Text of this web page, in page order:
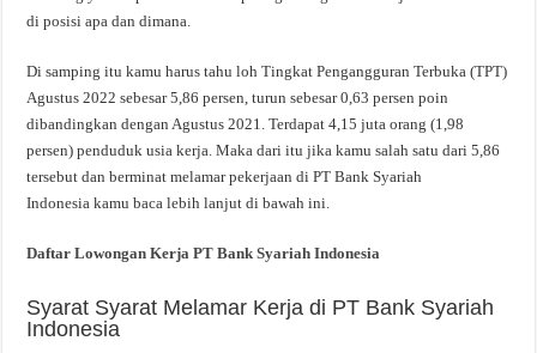
di posisi apa dan dimana.
Di samping itu kamu harus tahu loh Tingkat Pengangguran Terbuka (TPT)
Agustus 2022 sebesar 5,86 persen, turun sebesar 0,63 persen poin
dibandingkan dengan Agustus 2021. Terdapat 4,15 juta orang (1,98
persen) penduduk usia kerja. Maka dari itu jika kamu salah satu dari 5,86
tersebut dan berminat melamar pekerjaan di PT Bank Syariah
Indonesia kamu baca lebih lanjut di bawah ini.
Daftar Lowongan Kerja PT Bank Syariah Indonesia
Syarat Syarat Melamar Kerja di PT Bank Syariah
Indonesia